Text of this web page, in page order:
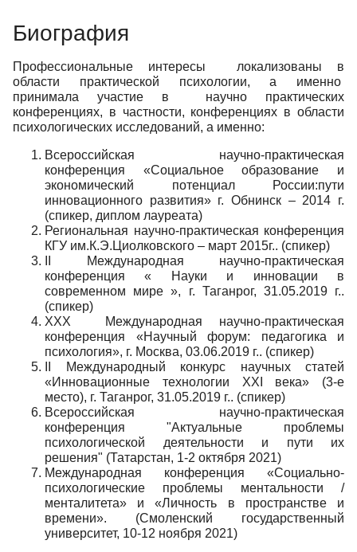
Биография
Медиа-материалы
Биография
Профессиональные интересы локализованы в
области практической психологии, а именно
принимала участие в научно практических
конференциях, в частности, конференциях в области
психологических исследований, а именно:
Всероссийская научно-практическая
конференция «Социальное образование и
экономический потенциал России:пути
инновационного развития» г. Обнинск – 2014 г.
(спикер, диплом лауреата)
Региональная научно-практическая конференция
КГУ им.К.Э.Циолковского – март 2015г.. (спикер)
II Международная научно-практическая
конференция « Науки и инновации в
современном мире », г. Таганрог, 31.05.2019 г..
(спикер)
XXX Международная научно-практическая
конференция «Научный форум: педагогика и
психология», г. Москва, 03.06.2019 г.. (спикер)
II Международный конкурс научных статей
«Инновационные технологии XXI века» (3-е
место), г. Таганрог, 31.05.2019 г.. (спикер)
Всероссийская научно-практическая
конференция "Актуальные проблемы
психологической деятельности и пути их
решения" (Татарстан, 1-2 октября 2021)
Международная конференция «Социально-
психологические проблемы ментальности /
менталитета» и «Личность в пространстве и
времени». (Смоленский государственный
университет, 10-12 ноября 2021)